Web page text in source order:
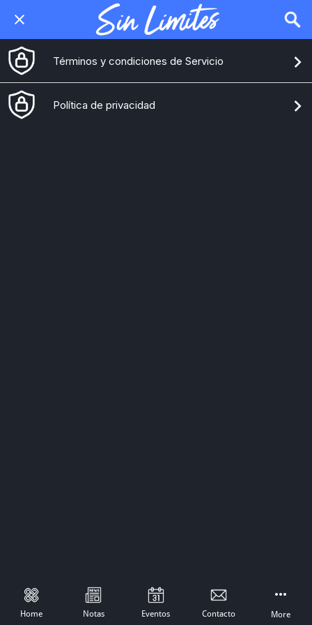
Términos y condiciones de Servicio
Política de privacidad
Home Notas Eventos Contacto More